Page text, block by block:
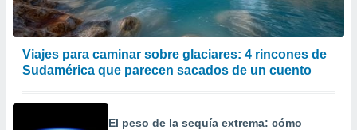
Viajes para caminar sobre glaciares: 4 rincones de
Sudamérica que parecen sacados de un cuento
El peso de la sequía extrema: cómo